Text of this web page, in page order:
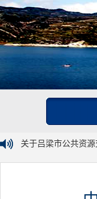
关于吕梁市公共资